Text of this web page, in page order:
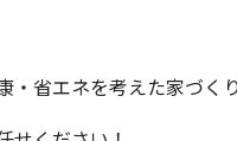
・省エネを考えた家づく